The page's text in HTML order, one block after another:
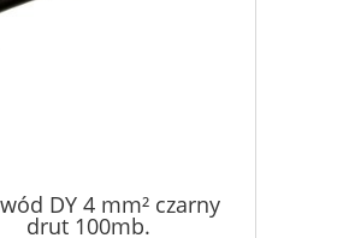
DY 4 mm² czarny
drut 100mb.